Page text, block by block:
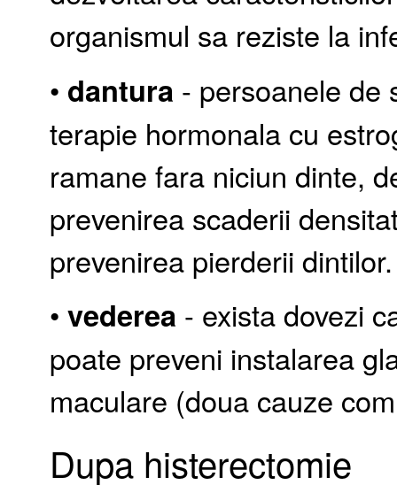
organismul sa reziste la
• dantura - persoanele de
terapie hormonala cu
ramane fara niciun dinte,
prevenirea scaderii
prevenirea pierderii dintilor.
•vederea - exista dovezi
poate preveni instalarea
maculare (doua cauze
Dupa histerectomie